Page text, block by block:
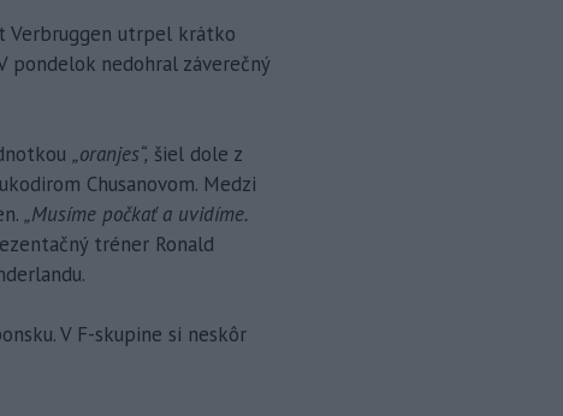
Verbruggen utrpel krátko
pondelok nedohral záverečný
„oranjes“, šiel dole z
Chusanovom. Medzi
„Musíme počkať a uvidíme.
tréner Ronald
V F-skupine si neskôr